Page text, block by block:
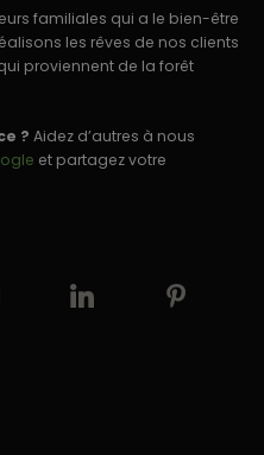
familiales qui a le bien-être
les rêves de nos clients
proviennent de la forêt
? Aidez d’autres à nous
et partagez votre